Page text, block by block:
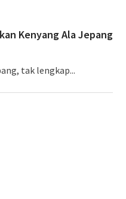
Kenyang Ala Jepang
tak lengkap...